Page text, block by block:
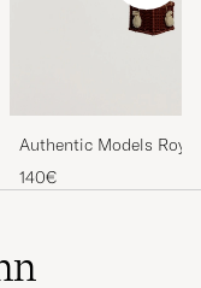
Authentic Models
Balloon Blue
140€